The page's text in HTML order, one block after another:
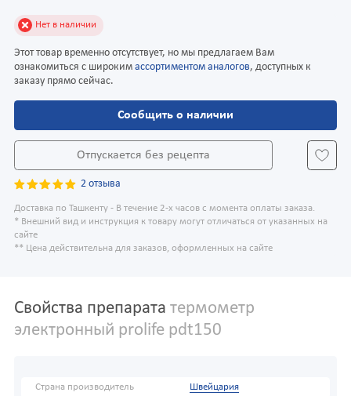
Нет в наличии
Этот товар временно отсутствует, но мы предлагаем Вам
ознакомиться с широким ассортиментом аналогов, доступных к
заказу прямо сейчас.
Сообщить о наличии
Отпускается без рецепта
2 отзыва
Доставка по Ташкенту - В течение 2-х часов с момента оплаты заказа.
* Внешний вид и инструкция к товару могут отличаться от указанных на
сайте
** Цена действительна для заказов, оформленных на сайте
Свойства препарата термометр
электронный prolife pdt150
Страна производитель Швейцария